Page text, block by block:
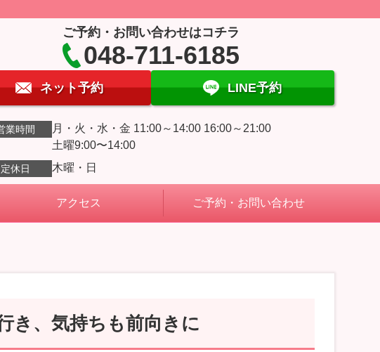
ご予約・お問い合わせはコチラ
048-711-6185
ネット予約 LINE予約
業時間
月・火・水・金 11:00～14:00 16:00～21:00
土曜9:00〜14:00
定休日 木曜・日
アクセス ご予約・お問い合わせ
き、気持ちも前向きに